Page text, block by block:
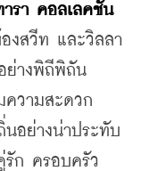
เดอะ เซ็นทารา คอลเลคชั่น
งสวีท และวิลลา
ย่างพิถีพิถัน
ความสะดวก
นอย่างน่าประทับ
รัก ครอบครัว